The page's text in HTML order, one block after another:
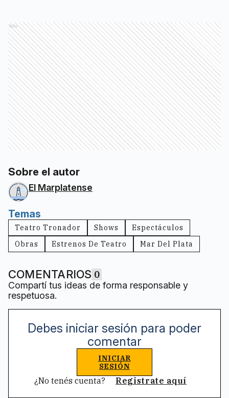
Ads
Sobre el autor
El Marplatense
Temas
Teatro Tronador Shows
Espectáculos
Obras
Estrenos De Teatro Mar Del Plata
COMENTARIOS 0
Compartí tus ideas de forma responsable y
respetuosa.
Debes iniciar sesión para poder
comentar
INICIAR
SESIÓN
¿No tenés cuenta? Registrate aquí